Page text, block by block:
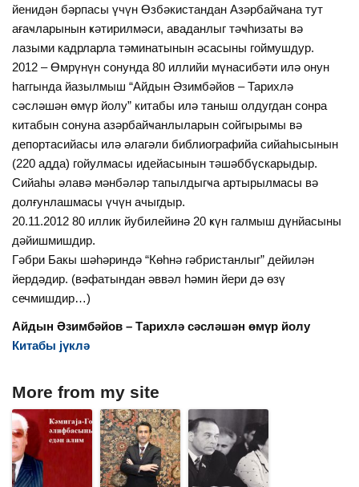
йенидән бәрпасы үчүн Өзбәкистандан Азәрбайҹана тут
ағаҹларынын ҝәтирилмәси, аваданлыг тәҹһизаты вә
лазыми кадрларла тәминатынын әсасыны гоймушдур.
2012 – Өмрүнүн сонунда 80 иллийи мүнасибәти илә онун
һаггында йазылмыш “Айдын Әзимбәйов – Тарихлә
сәсләшән өмүр йолу” китабы илә таныш олдугдан сонра
китабын сонуна азәрбайҹанлыларын сойгырымы вә
депортасийасы илә әлагәли библиографийа сийаһысынын
(220 адда) гойулмасы идейасынын тәшәббүскарыдыр.
Сийаһы әлавә мәнбәләр тапылдыгҹа артырылмасы вә
долғунлашмасы үчүн ачыгдыр.
20.11.2012 80 иллик йубилейинә 20 ҝүн галмыш дүнйасыны
дәйишмишдир.
Гәбри Бакы шәһәриндә “Көһнә гәбристанлыг” дейилән
йердәдир. (вәфатындан әввәл һәмин йери дә өзү
сечмишдир…)
Айдын Әзимбәйов – Тарихлә сәсләшән өмүр йолу
Китабы јүклә
More from my site